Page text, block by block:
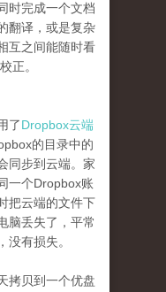
时完成一个文档
翻译，或是复杂
互之间能随时看
正。
了Dropbox云端
的目录中的
同步到云端。家
一个Dropbox账
把云端的文件下
脑丢失了，平常
没有损失。
拷贝到一个优盘